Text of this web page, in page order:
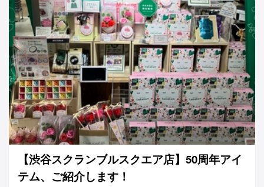
【渋谷スクランブルスクエア店】50周年アイ
テム、ご紹介します！